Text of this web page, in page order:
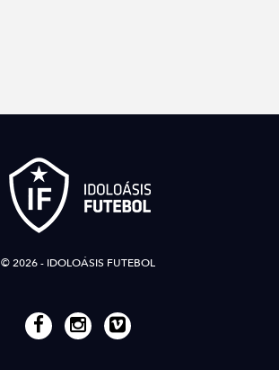
© 2026 - IDOLOÁSIS FUTEBOL